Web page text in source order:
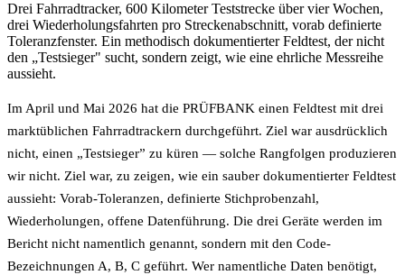
Drei Fahrradtracker, 600 Kilometer Teststrecke über vier Wochen,
drei Wiederholungsfahrten pro Streckenabschnitt, vorab definierte
Toleranzfenster. Ein methodisch dokumentierter Feldtest, der nicht
den „Testsieger" sucht, sondern zeigt, wie eine ehrliche Messreihe
aussieht.
Im April und Mai 2026 hat die PRÜFBANK einen Feldtest mit drei
marktüblichen Fahrradtrackern durchgeführt. Ziel war ausdrücklich
nicht, einen „Testsieger” zu küren — solche Rangfolgen produzieren
wir nicht. Ziel war, zu zeigen, wie ein sauber dokumentierter Feldtest
aussieht: Vorab-Toleranzen, definierte Stichprobenzahl,
Wiederholungen, offene Datenführung. Die drei Geräte werden im
Bericht nicht namentlich genannt, sondern mit den Code-
Bezeichnungen A, B, C geführt. Wer namentliche Daten benötigt,